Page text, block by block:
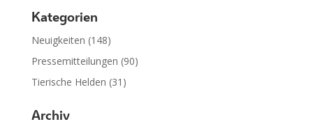
Kategorien
Neuigkeiten (148)
Pressemitteilungen (90)
Tierische Helden (31)
Archiv